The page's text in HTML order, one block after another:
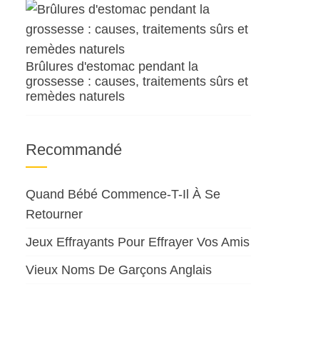
Brûlures d'estomac pendant la
grossesse : causes, traitements sûrs et
remèdes naturels
Recommandé
Quand Bébé Commence-T-Il À Se
Retourner
Jeux Effrayants Pour Effrayer Vos Amis
Vieux Noms De Garçons Anglais